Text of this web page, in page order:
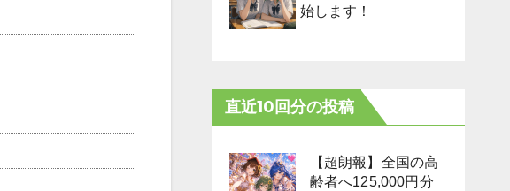
始します！
直近10回分の投稿
【超朗報】全国の高
齢者へ125,000円分